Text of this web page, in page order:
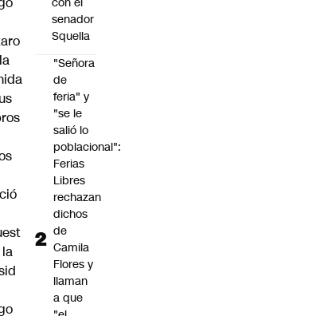
senador
Squella
"Señora
de
feria" y
"se le
salió lo
poblacional":
Ferias
Libres
rechazan
dichos
de
Camila
Flores y
llaman
a que